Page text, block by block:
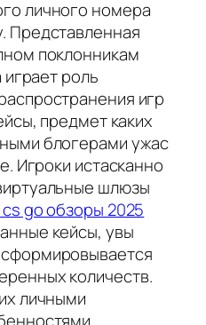
личного номера
Представленная
поклонникам
роль
игр
предмет каких
блогерами ужас
Игроки истасканно
шлюзы
go обзоры 2025
кейсы, увы
количеств.
личными